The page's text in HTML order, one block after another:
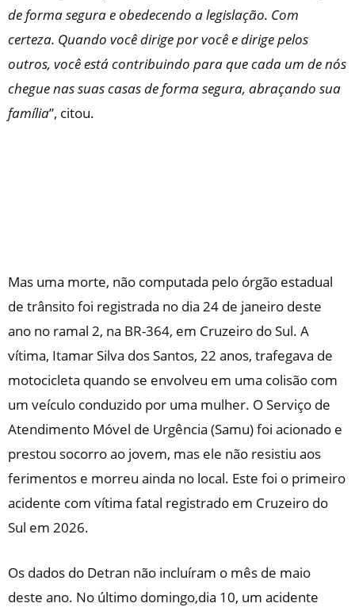
de forma segura e obedecendo a legislação. Com
certeza. Quando você dirige por você e dirige pelos
outros, você está contribuindo para que cada um de nós
chegue nas suas casas de forma segura, abraçando sua
família”, citou.
Mas uma morte, não computada pelo órgão estadual
de trânsito foi registrada no dia 24 de janeiro deste
ano no ramal 2, na BR-364, em Cruzeiro do Sul. A
vítima, Itamar Silva dos Santos, 22 anos, trafegava de
motocicleta quando se envolveu em uma colisão com
um veículo conduzido por uma mulher. O Serviço de
Atendimento Móvel de Urgência (Samu) foi acionado e
prestou socorro ao jovem, mas ele não resistiu aos
ferimentos e morreu ainda no local. Este foi o primeiro
acidente com vítima fatal registrado em Cruzeiro do
Sul em 2026.
Os dados do Detran não incluíram o mês de maio
deste ano. No último domingo,dia 10, um acidente